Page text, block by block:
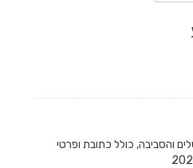
והסביבה, כולל כתובת ופרטי